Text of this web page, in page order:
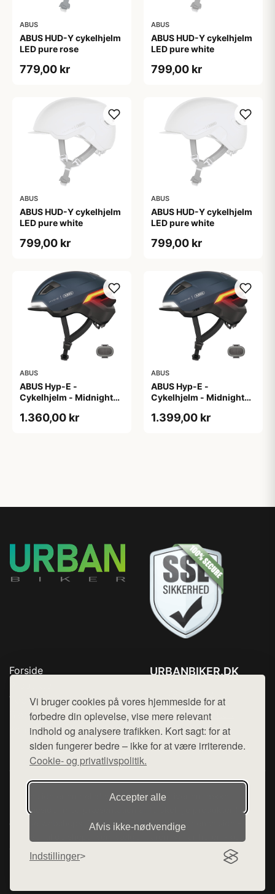
Vi bruger cookies på vores hjemmeside for at
forbedre din oplevelse, vise mere relevant
indhold og analysere trafikken. Kort sagt: for at
siden fungerer bedre – ikke for at være irriterende.
Cookie- og privatlivspolitik.
Accepter alle
Afvis ikke‑nødvendige
Indstillinger
ABUS
ABUS HUD-Y cykelhjelm
LED pure rose
779,00 kr
ABUS
ABUS HUD-Y cykelhjelm
LED pure white
799,00 kr
ABUS
ABUS HUD-Y cykelhjelm
LED pure white
799,00 kr
ABUS
ABUS HUD-Y cykelhjelm
LED pure white
799,00 kr
ABUS
ABUS Hyp-E -
Cykelhjelm - Midnight
1.360,00 kr
ABUS
ABUS Hyp-E -
Cykelhjelm - Midnight
1.399,00 kr
Forside
Top Rabatter
Blog
Kontakt
URBANBIKER.DK
Mail: hej@want.dk
Cookie- og privatlivspolitik
Denne side er en del af want.dk, der udgiver en række
hjemmesider med præsentation af forskellige produkter fra
diverse webshops. Der sælges ikke varer fra denne side - vi
varerne på lager.